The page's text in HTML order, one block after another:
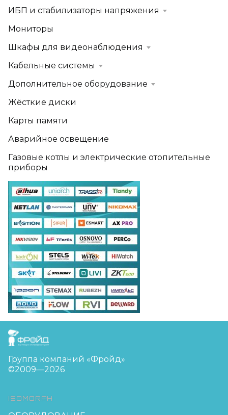
ИБП и стабилизаторы напряжения
Мониторы
Шкафы для видеонаблюдения
Кабельные системы
Дополнительное оборудование
Жёсткие диски
Карты памяти
Аварийное освещение
Газовые котлы и электрические отопительные
приборы
FreudGroup
Группа компаний «Фройд»
©2009—2026
ISOMORPH